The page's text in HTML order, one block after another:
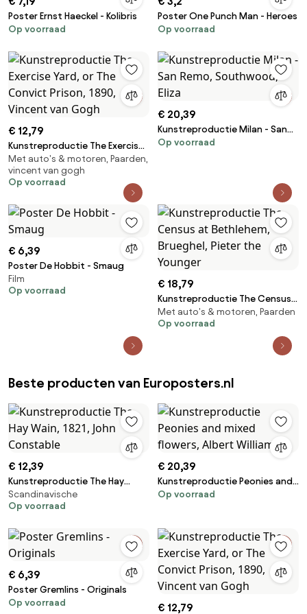
Poster Ernst Haeckel - Kolibris
Op voorraad
Poster One Punch Man - Heroes
Op voorraad
€ 12,79
Kunstreproductie The Exercise
Yard, or The Convict Prison,
1890, Vincent van Gogh
Met auto's & motoren, Paarden,
vincent van gogh
Op voorraad
€ 20,39
Kunstreproductie Milan - San
Remo, Southwood, Eliza
Op voorraad
€ 6,39
Poster De Hobbit - Smaug
Film
Op voorraad
€ 18,79
Kunstreproductie The Census
at Bethlehem, Brueghel, Pieter
the Younger
Met auto's & motoren, Paarden
Op voorraad
Beste producten van Europosters.nl
€ 12,39
Kunstreproductie The Hay
Wain, 1821, John Constable
Scandinavische
Op voorraad
€ 20,39
Kunstreproductie Peonies and
mixed flowers, Albert Williams
Op voorraad
€ 6,39
Poster Gremlins - Originals
Op voorraad
€ 12,79